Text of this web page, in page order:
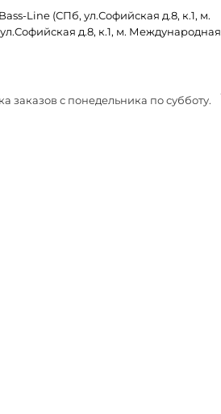
Line (СПб, ул.Софийская д.8, к.1, м.
д.8, к.1, м. Международная
заказов с понедельника по субботу.